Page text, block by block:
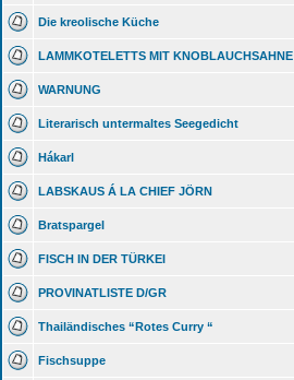
Die kreolische Küche
LAMMKOTELETTS MIT KNOBLAUCHSAHNE
WARNUNG
Literarisch untermaltes Seegedicht
Hákarl
LABSKAUS Á LA CHIEF JÖRN
Bratspargel
FISCH IN DER TÜRKEI
PROVINATLISTE D/GR
Thailändisches “Rotes Curry “
Fischsuppe